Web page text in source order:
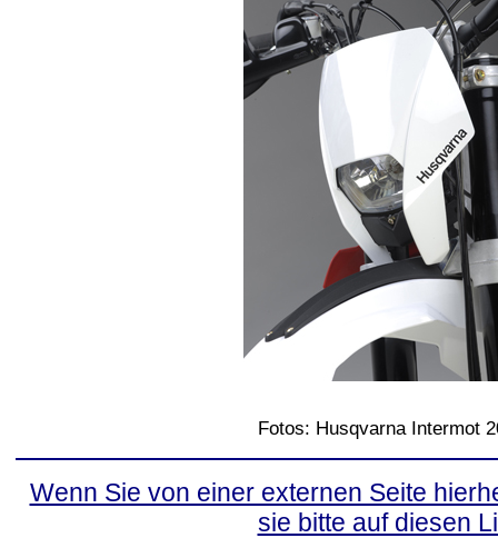
Fotos: Husqvarna Intermot
Wenn Sie von einer externen Seite
sie bitte auf diesen